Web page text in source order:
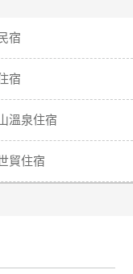
宿
宿
溫泉住宿
貿住宿